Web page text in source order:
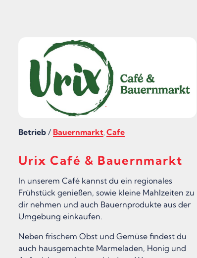
Betrieb / Bauernmarkt, Cafe
Urix Café & Bauernmarkt
In unserem Café kannst du ein regionales
Frühstück genießen, sowie kleine Mahlzeiten zu
dir nehmen und auch Bauernprodukte aus der
Umgebung einkaufen.
Neben frischem Obst und Gemüse findest du
auch hausgemachte Marmeladen, Honig und